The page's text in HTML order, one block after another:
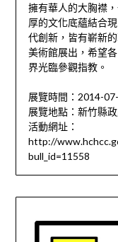
擁有華人的大胸襟
厚的文化底蘊結合現
代創新，皆有嶄新
美術館展出，希望各
界光臨參觀指教。
展覽時間：2014-
展覽地點：新竹縣
活動網址：
http://
bull_id=11558